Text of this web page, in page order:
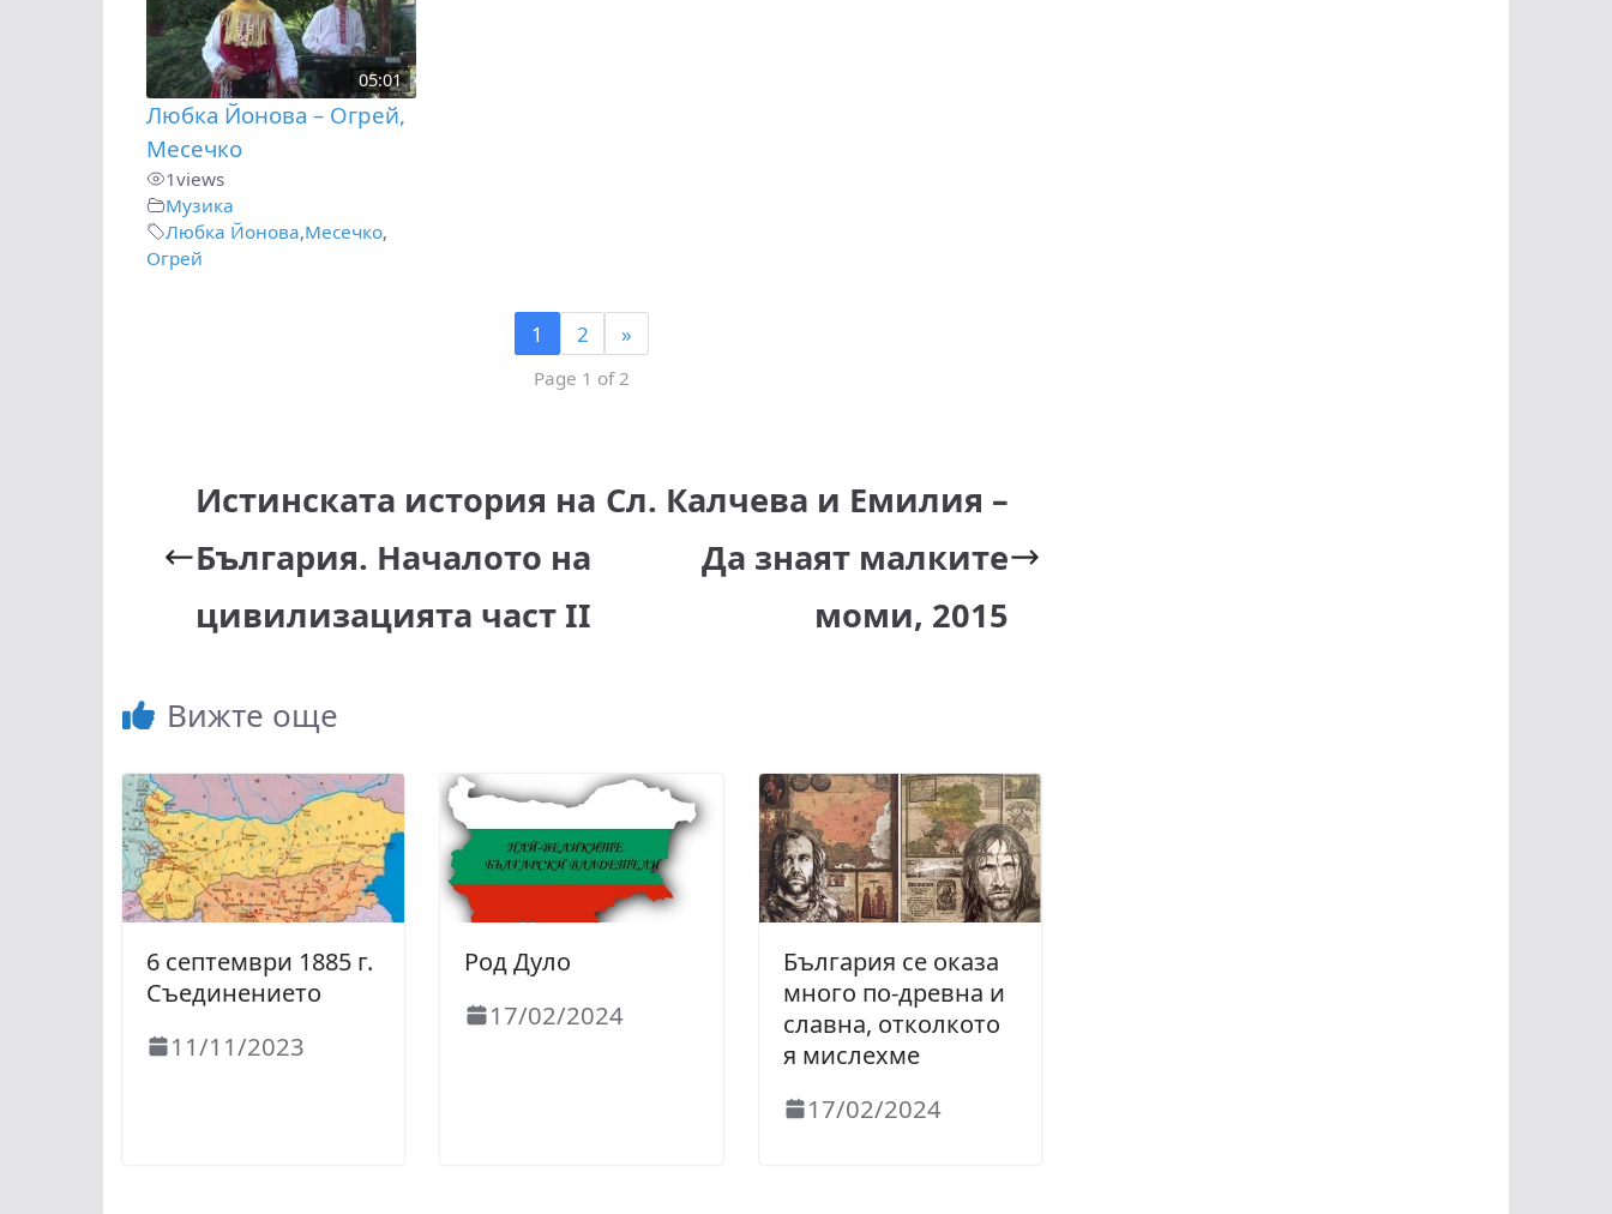
05:01
Любка Йонова – Огрей,
Месечко
1views
Музика
Любка Йонова,Месечко,
Огрей
1 2 »
Page 1 of 2
Истинската история на
България. Началото на
цивилизацията част II
Сл. Калчева и Емилия –
Да знаят малките
моми, 2015
Вижте още
6 септември 1885 г.
Съединението
11/11/2023
Род Дуло
17/02/2024
България се оказа
много по-древна и
славна, отколкото
я мислехме
17/02/2024